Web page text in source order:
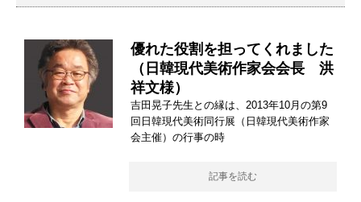
優れた役割を担ってくれました
（日韓現代美術作家会会長 洪
祥文様）
吉田晃子先生との縁は、2013年10月の第9
回日韓現代美術同行展（日韓現代美術作家
会主催）の行事の時
記事を読む